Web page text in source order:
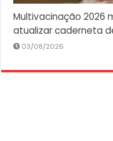
Multivacinação 2026
atualizar caderneta
03/08/2026